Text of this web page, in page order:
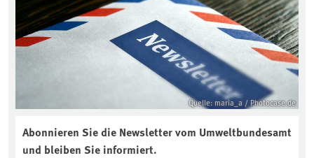
Quelle: maria_a / Photocase.de
Abonnieren Sie die Newsletter vom Umweltbundesamt
und bleiben Sie informiert.